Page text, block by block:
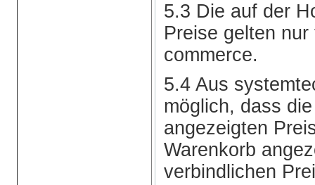
5.3 Die auf der
Preise gelten
commerce.
5.4 Aus
möglich, dass
angezeigten
Warenkorb
verbindlichen